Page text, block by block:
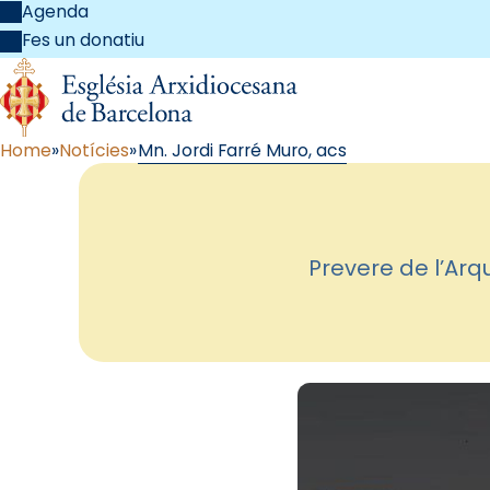
Agenda
Fes un donatiu
Home Notícies Mn. Jordi Farré Muro, acs
Prevere de